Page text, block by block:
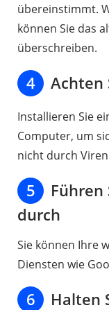
übereinstimmt.
können Sie das
überschreiben.
4 Achten
Installieren Sie
Computer, um
nicht durch
5
Führen
durch
Sie können Ihre
Diensten wie
6
Halten